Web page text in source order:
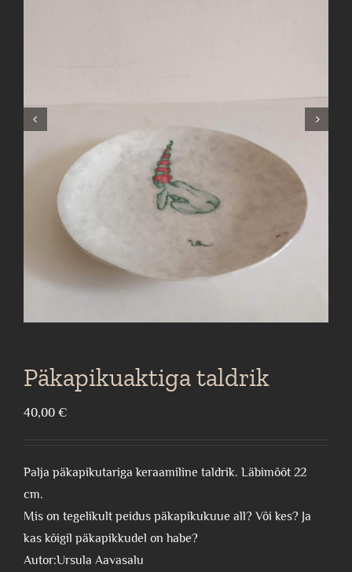
Päkapikuaktiga taldrik
40,00 €
Palja päkapikutariga keraamiline taldrik. Läbimõõt 22
cm.
Mis on tegelikult peidus päkapikukuue all? Või kes? Ja
kas kõigil päkapikkudel on habe?
Autor:Ursula Aavasalu